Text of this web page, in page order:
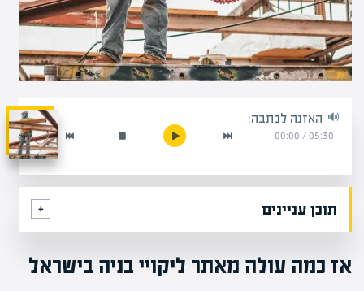
האזנה לכתבה:
05:30
/
00:00
תוכן עניינים
אז כמה עולה מאתר ליקויי בניה בישראל